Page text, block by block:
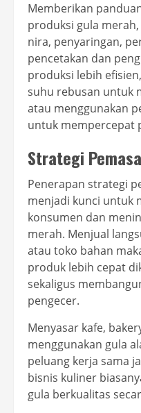
Memberikan
produksi gula
nira, penyaringan,
pencetakan dan
produksi lebih
suhu rebusan untuk
atau menggunakan
untuk mempercepat
Strategi
Penerapan strategi
menjadi kunci untuk
konsumen dan
merah. Menjual
atau toko bahan
produk lebih cepat
sekaligus
pengecer.
Menyasar kafe,
menggunakan gula
peluang kerja sama
bisnis kuliner
gula berkualitas